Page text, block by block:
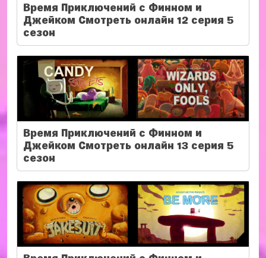
Время Приключений с Финном и
Джейком Смотреть онлайн 12 серия 5
сезон
Время Приключений с Финном и
Джейком Смотреть онлайн 13 серия 5
сезон